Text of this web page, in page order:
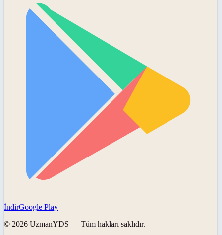
İndirGoogle Play
© 2026 UzmanYDS — Tüm hakları saklıdır.